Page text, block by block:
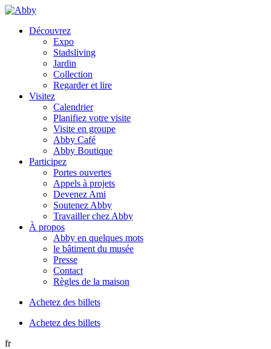
Découvrez
Expo
Stadsliving
Jardin
Collection
Regarder et lire
Visitez
Calendrier
Planifiez votre visite
Visite en groupe
Abby Café
Abby Boutique
Participez
Portes ouvertes
Appels à projets
Devenez Ami
Soutenez Abby
Travailler chez Abby
À propos
Abby en quelques mots
le bâtiment du musée
Presse
Contact
Règles de la maison
Achetez des billets
Achetez des billets
fr